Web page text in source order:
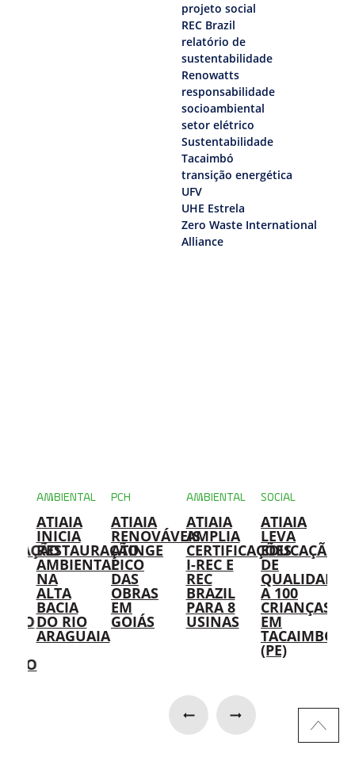
projeto social
REC Brazil
relatório de
sustentabilidade
Renowatts
responsabilidade
socioambiental
setor elétrico
Sustentabilidade
Tacaimbó
transição energética
UFV
UHE Estrela
Zero Waste International
Alliance
AMBIENTAL
ATIAIA
INICIA
RESTAURAÇÃO
AMBIENTAL
NA
ALTA
BACIA
DO RIO
ARAGUAIA
PCH
ATIAIA
RENOVÁVEIS
ATINGE
PICO
DAS
OBRAS
EM
GOIÁS
AMBIENTAL
ATIAIA
AMPLIA
CERTIFICAÇÕES
I-REC E
REC
BRAZIL
PARA 8
USINAS
SOCIAL
ATIAIA
LEVA
EDUCAÇÃO
DE
QUALIDADE
A 100
CRIANÇAS
EM
TACAIMBÓ
(PE)